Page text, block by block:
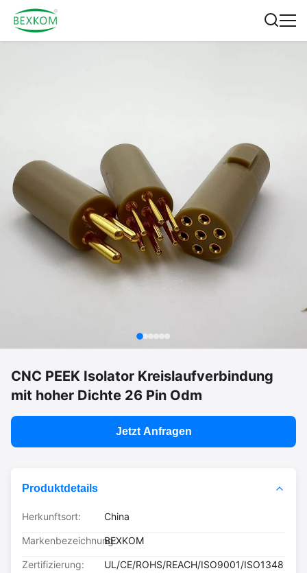
CNC PEEK Isolator Kreislaufverbindung
mit hoher Dichte 26 Pin Odm
Jetzt Anfragen
Produktdetails
Herkunftsort: China
Markenbezeichnung:BEXKOM
Zertifizierung:
UL/CE/ROHS/REACH/ISO9001/ISO1348